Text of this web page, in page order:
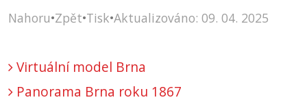
Nahoru•Zpět•Tisk•Aktualizováno: 09. 04. 2025
Virtuální model Brna
Panorama Brna roku 1867